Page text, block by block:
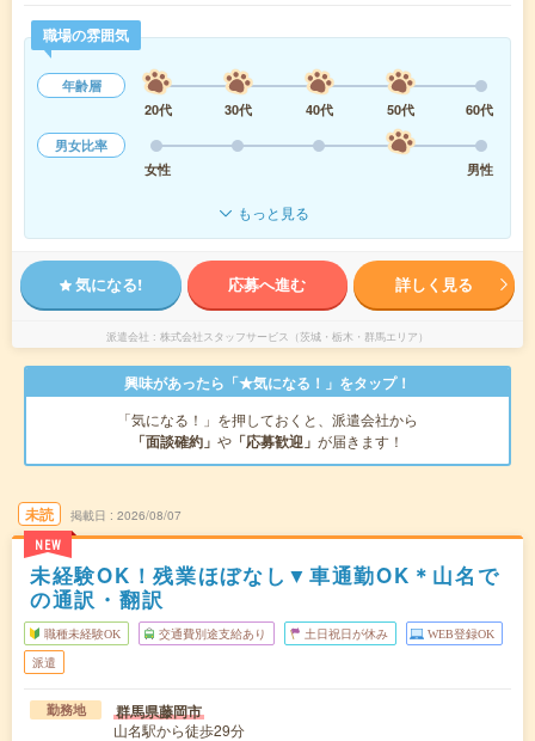
職場の雰囲気
年齢層
20代
30代 40代 50代
60代
男女比率
女性
男性
もっと見る
気になる! 応募へ進む 詳しく見る
派遣会社 株式会社スタッフサービス（茨城・栃木・群馬エリア）
興味があったら「★気になる！」をタップ！
「気になる！」を押しておくと、派遣会社から
「面談確約」 や 「応募歓迎」 が届きます！
未読
NEW
掲載日 2026/08/07
未経験OK！残業ほぼなし▼車通勤OK＊山名で
の通訳・翻訳
職種未経験OK 交通費別途支給あり 土日祝日が休み WEB登録OK
派遣
勤務地 群馬県藤岡市
山名駅から徒歩29分